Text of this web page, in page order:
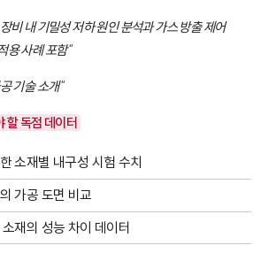
비 내 기밀성 저하 원인 분석과 가스 방출 제어
용 사례 포함"
기술 소개"
할 독점 데이터
소재별 내구성 시험 수치
가공 도면 비교
재의 성능 차이 데이터